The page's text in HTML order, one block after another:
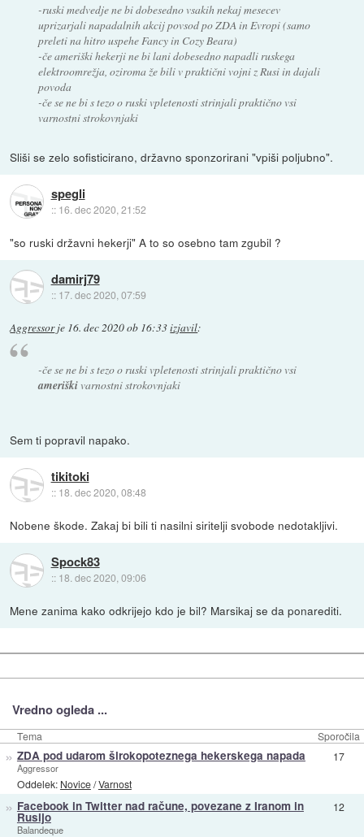
-ruski medvedje ne bi dobesedno vsakih nekaj mesecev
uprizarjali napadalnih akcij povsod po ZDA in Evropi (samo
preleti na hitro uspehe Fancy in Cozy Beara)
-če ameriški hekerji ne bi lani dobesedno napadli ruskega
elektroomrežja, oziroma že bili v praktični vojni z Rusi in dajali
povoda
-če se ne bi s tezo o ruski vpletenosti strinjali praktično vsi
varnostni strokovnjaki
Sliši se zelo sofisticirano, državno sponzorirani "vpiši poljubno".
spegli
:: 16. dec 2020, 21:52
"so ruski državni hekerji" A to so osebno tam zgubil ?
damirj79
:: 17. dec 2020, 07:59
Aggressorje 16. dec 2020 ob 16:33izjavil:
-če se ne bi s tezo o ruski vpletenosti strinjali praktično vsi
ameriškivarnostni strokovnjaki
Sem ti popravil napako.
tikitoki
:: 18. dec 2020, 08:48
Nobene škode. Zakaj bi bili ti nasilni siritelji svobode nedotakljivi.
Spock83
:: 18. dec 2020, 09:06
Mene zanima kako odkrijejo kdo je bil? Marsikaj se da ponarediti.
Vredno ogleda ...
Tema Sporočila
» ZDA pod udarom širokopoteznega hekerskega napada
Aggressor
Oddelek: Novice/Varnost
17
» Facebook in Twitter nad račune, povezane z Iranom in
Rusijo
Balandeque
12